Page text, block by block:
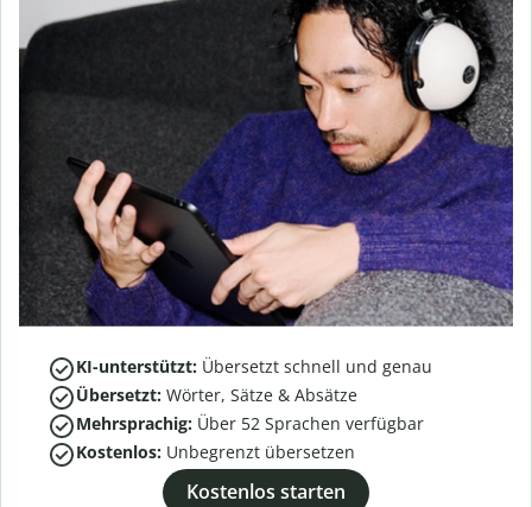
KI-unterstützt: Übersetzt schnell und genau
Übersetzt: Wörter, Sätze & Absätze
Mehrsprachig: Über 52 Sprachen verfügbar
Kostenlos: Unbegrenzt übersetzen
Kostenlos starten